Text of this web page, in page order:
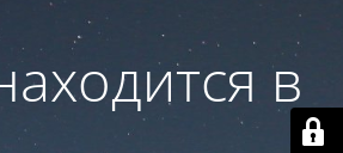
в